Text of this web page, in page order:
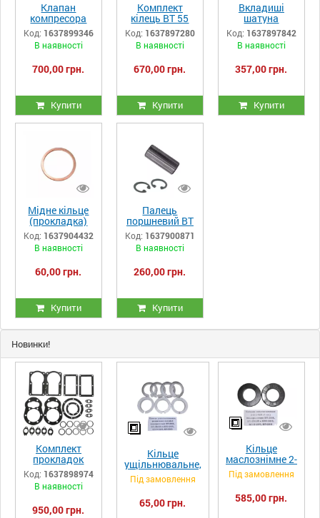
Клапан
компресора
LT100, ЛТ100
(РМ.3130)
Код: 1637899346
В наявності
700,00 грн.
Купити
Комплект
кілець ВТ 55
мм
компресора
LT100, ЛТ100
Код: 1637897280
В наявності
670,00 грн.
Купити
Вкладиші
шатуна
компресора
LT100, ЛТ100
(РМ.3130)
Код: 1637897842
В наявності
357,00 грн.
Купити
Мідне кільце
(прокладка)
клапана
компресора
LT100, ЛТ100
Код: 1637904432
В наявності
60,00 грн.
Купити
Палець
поршневий ВТ
компресора
LT100, ЛТ100
(РМ.3130)
Код: 1637900871
В наявності
260,00 грн.
Купити
Новинки!
Комплект
прокладок
компресора
LT100, ЛТ100
(РМ.3130)
Код: 1637898974
В наявності
950,00 грн.
Кільце
ущільнювальне,
розрізне 2-2-
3А-5
компресора
ВП-20/8,
Під замовлення
65,00 грн.
Кільце
маслознімне 2-
2-2-1сб (1 ст.)
компресора
ВП-20/8,
ВП-20/8М та
Під замовлення
585,00 грн.